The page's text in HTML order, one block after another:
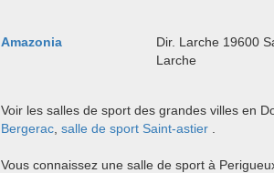
Amazonia
Dir. Larche 19600
Larche
Voir les salles de sport des grandes villes en
Bergerac salle de sport Saint-astier
Vous connaissez une salle de sport à